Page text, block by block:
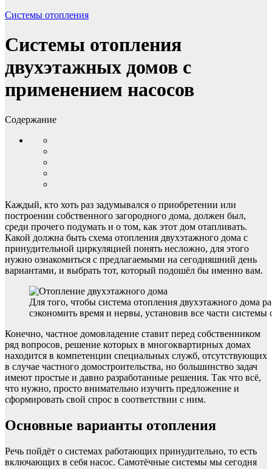
Системы отопления
Системы отопления
двухэтажных домов с
применением насосов
Содержание
Каждый, кто хоть раз задумывался о приобретении или
построении собственного загородного дома, должен был,
среди прочего подумать и о том, как этот дом отапливать.
Какой должна быть схема отопления двухэтажного дома с
принудительной циркуляцией понять несложно, для этого
нужно ознакомиться с предлагаемыми на сегодняшний день
вариантами, и выбрать тот, который подошёл бы именно вам.
Для того, чтобы система отопления двухэтажного дома
сэкономить время и нервы, установив все части
Конечно, частное домовладение ставит перед собственником
ряд вопросов, решение которых в многоквартирных домах
находится в компетенции специальных служб, отсутствующих
в случае частного домостроительства, но большинство задач
имеют простые и давно разработанные решения. Так что всё,
что нужно, просто внимательно изучить предложение и
сформировать свой спрос в соответствии с ним.
Основные варианты отопления
Речь пойдёт о системах работающих принудительно, то есть
включающих в себя насос. Самотёчные системы мы сегодня